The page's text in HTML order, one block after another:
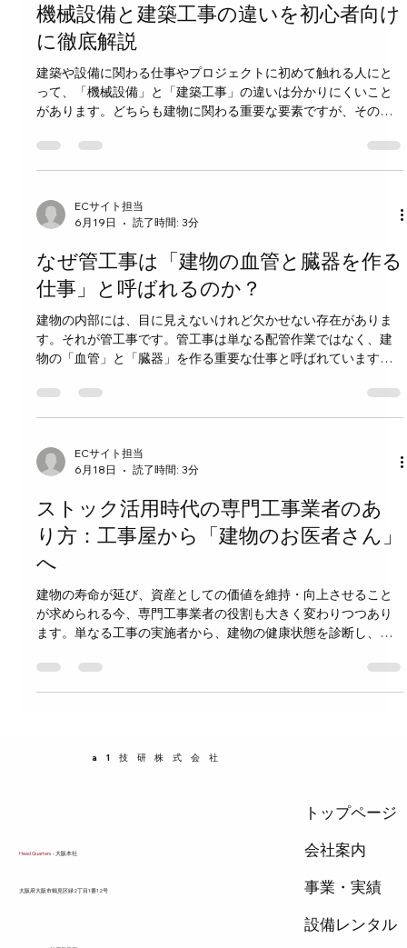
ロパンガス 電気：照明や家電製品の動力源 通信：電話やインタ
ーネットの通信網 これらは私たちの生活を支える「命綱」のよ
うな存在であり、日常生活の快適さや安全性を保つために欠か
せません。 管工事の役割 管工事は、これらのライフラインを地
中や建物内に設置された配管を通じて届ける工事のことです。
水道管やガス管、排水管などの設置や修理、メンテナンスを行
機械設備と建築工事の違いを初心者向け
に徹底解説
建築や設備に関わる仕事やプロジェクトに初めて触れる人にと
って、「機械設備」と「建築工事」の違いは分かりにくいこと
があります。どちらも建物に関わる重要な要素ですが、その役
も分かりやすく、機械設備と建築工事の違いを具体的に解説し
ます。これを読めば、両者の特徴や関わり方がはっきり理解で
な環境を作り出し、機能を支えるための機械や装置のことを指
します。例えば、空調設備、給排水設備、換気設備、消防設備
日常生活や業務を支える重要な役割を果たしています。 機械設
備の具体例 空調設備：冷暖房を行い、室内の温度や湿度を調整
する装置。エアコンやボイラーなどが該当します。 給排水設
備：水を供給し、排水を処理するための配管やポンプ。 換気設
備：室内の空気を入れ替え、空気の質を保つためのファンやダ
クト。 消防設備：火災時に安全を確保するためのスプリンクラ
ECサイト担当
6月19日
読了時間: 3分
なぜ管工事は「建物の血管と臓器を作る
仕事」と呼ばれるのか？
建物の内部には、目に見えないけれど欠かせない存在がありま
す。それが管工事です。管工事は単なる配管作業ではなく、建
物の「血管」と「臓器」を作る重要な仕事と呼ばれています。
管工事とは何か 管工事は、給排水設備、空調設備、ガス配管な
どの配管システムを設置・修理する作業を指します。これらの
めに欠かせません。例えば、トイレの水を流す、キッチンに水
を供給する、空調で室内の温度を調整するなど、日常生活のあ
しての役割 人間の体に血管があるように、建物にも水や空気、
ガスを運ぶ管が必要です。これらの管は建物の隅々まで張り巡
らされ、必要な場所に必要なものを届けます。もし血管が詰ま
ったり破れたりすれば体に大きな影響が出るように、管工事が
不十分だと建物の機能が損なわれます。 給水管は清潔な水を各
部屋に届ける 排水管は汚れた水を安全に排出する 空調配管は冷
暖房の空気や冷媒を循環させる ガス管は調理や暖房に
ECサイト担当
6月18日
読了時間: 3分
ストック活用時代の専門工事業者のあ
り方：工事屋から「建物のお医者さん」
へ
建物の寿命が延び、資産としての価値を維持・向上させること
が求められる今、専門工事業者の役割も大きく変わりつつあり
ます。単なる工事の実施者から、建物の健康状態を診断し、最
進化する必要があります。この記事では、ストック活用時代に
おける専門工事業者の新しいあり方について具体的に解説しま
リノベーションが重視され、資源の有効活用や環境負荷の軽減
を請け負うだけでなく、建物の状態を把握し、最適な修繕計画
を立てる役割が求められています。 専門工事業者が「建物のお
医者さん」になる理由 建物の健康診断が重要になる 建物も人間
と同じように、定期的な健康診断が必要です。劣化や不具合を
早期に発見し、適切な処置を行うことで、建物の寿命を延ば
し、資産価値を守れます。専門工事業者は、建物の構造や設
a1技研株式会社
Head Quarters- 大阪本社
​大阪府大阪市鶴見区緑2丁目1番12号
トップページ
会社案内
事業・実績
設備レンタル